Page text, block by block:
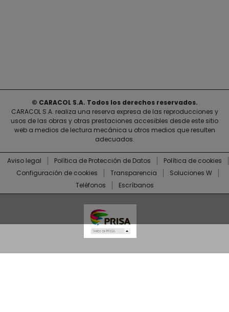
© CARACOL S.A. Todos los derechos reservados.
CARACOL S.A. realiza una reserva expresa de las reproducciones y
usos de las obras y otras prestaciones accesibles desde este sitio
web a medios de lectura mecánica u otros medios que resulten
adecuados.
Aviso legal Política de Protección de Datos
Política de cookies
Configuración de cookies
Transparencia
Soluciones W
Teléfonos
Escríbanos